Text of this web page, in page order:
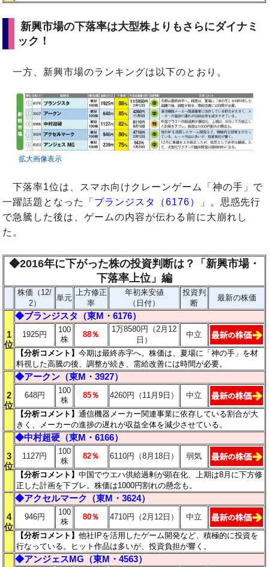
新興市場の下落率は大型株よりもさらにダイナミ
ック！
一方、新興市場のランキングは以下のとおり。
拡大画像表示
下落率1位は、スマホ向けクレーンゲーム「神の手」で
一躍話題となった「 ブランジスタ（6176）
」。思惑先行
で急騰した後は、ゲームの内容が伝わる前に大崩れし
た。
◆2016年に下がった株の投資判断は？「新興市場・
下落率上位」編
株価（12/
2）
単元
上方修正
率
年初来安値
（日付）
投資判
断
最新の株価
1
位
◆ブランジスタ（東M・6176）
1925円
100
株
88％
1万8580円（2月12
日）
中立
【分析コメント 】今期は最終赤字へ。株価は、夏場に「神の手」を材
料視した高騰の後、調整が続き、需給改善には時間が必要。
2
位
◆アークン（東M・3927）
648円
100
株
85％ 4260円（11月9日） 中立
【分析コメント 】通信機器メーカー関連事業に依存している割合が大
きく、メーカーの進捗の遅れが収益全体を減少させている。
3
位
◆中村超硬（東M・6166）
1127円
100
株
82％ 6110円（8月18日） 弱気
【分析コメント 】中国でウエハ供給過剰が顕在化、上期は8月に下方修
正した計画を下ブレ。株価は1000円割れの懸念も。
4
位
◆アクセルマーク（東M・3624）
946円
100
株
80％ 4710円（2月12日） 中立
【分析コメント 】他社IPを活用したゲーム開発など、積極的に投資を
行なっている。ヒット作品は多いが、投資負担が響く。
◆アンジェスMG（東M・4563）